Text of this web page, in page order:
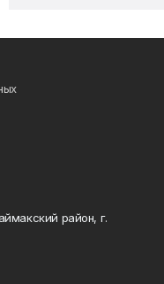
район, г.